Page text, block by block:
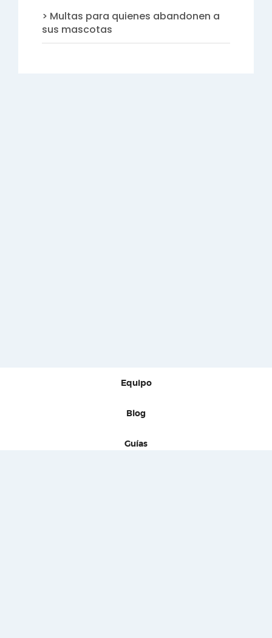
Multas para quienes abandonen a
sus mascotas
Equipo
Blog
Guías